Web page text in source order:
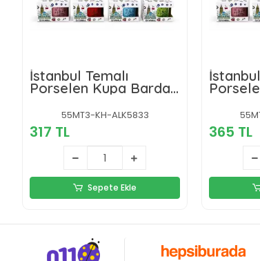
İstanbul Temalı
Porselen Kupa Bardak
55MT3-KH-ALK5833
317 TL
Sepete Ekle
365 TL